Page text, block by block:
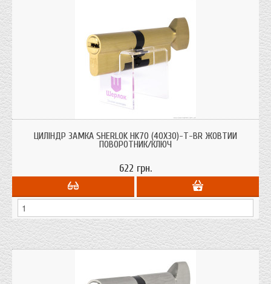
ключ з системою захисту від висвердлювання, від вибивання.
ЦИЛІНДР ЗАМКА SHERLOK HK70 (40Х30)-Т-BR ЖОВТИЙ
ПОВОРОТНИК/КЛЮЧ
622 грн.